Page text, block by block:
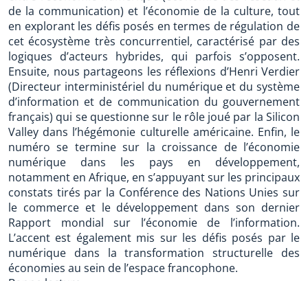
de la communication) et l’économie de la culture, tout
en explorant les défis posés en termes de régulation de
cet écosystème très concurrentiel, caractérisé par des
logiques d’acteurs hybrides, qui parfois s’opposent.
Ensuite, nous partageons les réflexions d’Henri Verdier
(Directeur interministériel du numérique et du système
d’information et de communication du gouvernement
français) qui se questionne sur le rôle joué par la Silicon
Valley dans l’hégémonie culturelle américaine. Enfin, le
numéro se termine sur la croissance de l’économie
numérique dans les pays en développement,
notamment en Afrique, en s’appuyant sur les principaux
constats tirés par la Conférence des Nations Unies sur
le commerce et le développement dans son dernier
Rapport mondial sur l’économie de l’information.
L’accent est également mis sur les défis posés par le
numérique dans la transformation structurelle des
économies au sein de l’espace francophone.